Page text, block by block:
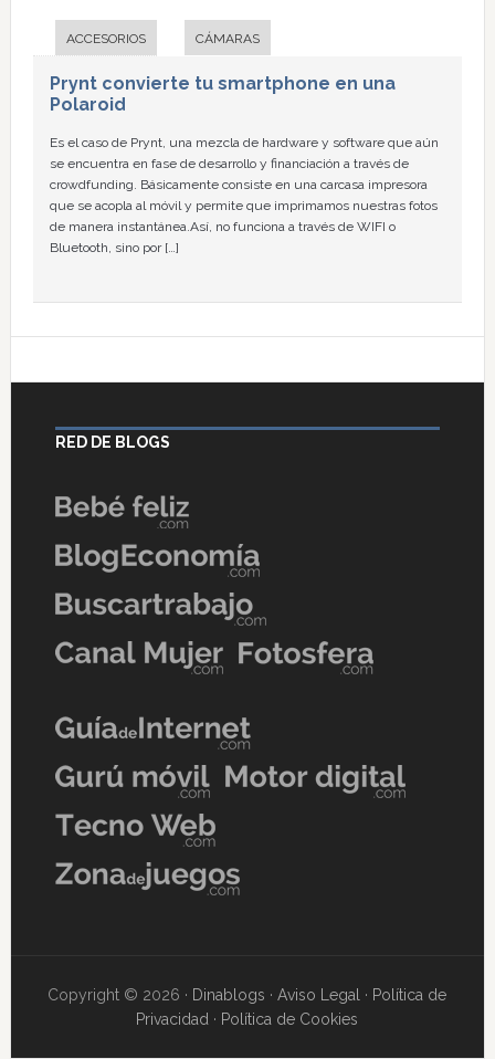
ACCESORIOS CÁMARAS
Prynt convierte tu smartphone en una
Polaroid
Es el caso de Prynt, una mezcla de hardware y software que aún
se encuentra en fase de desarrollo y financiación a través de
crowdfunding. Básicamente consiste en una carcasa impresora
que se acopla al móvil y permite que imprimamos nuestras fotos
de manera instantánea.Así, no funciona a través de WIFI o
Bluetooth, sino por […]
RED DE BLOGS
Copyright © 2026 · Dinablogs ·Aviso Legal · Política de
Privacidad · Política de Cookies